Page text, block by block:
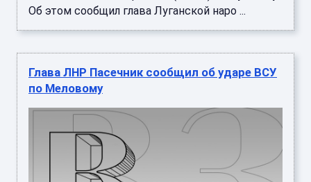
Об этом сообщил глава Луганской наро ...
Глава ЛНР Пасечник сообщил об ударе ВСУ
по Меловому